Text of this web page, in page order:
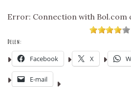
Error: Connection with Bol.com
Delen:
Facebook X
E-mail